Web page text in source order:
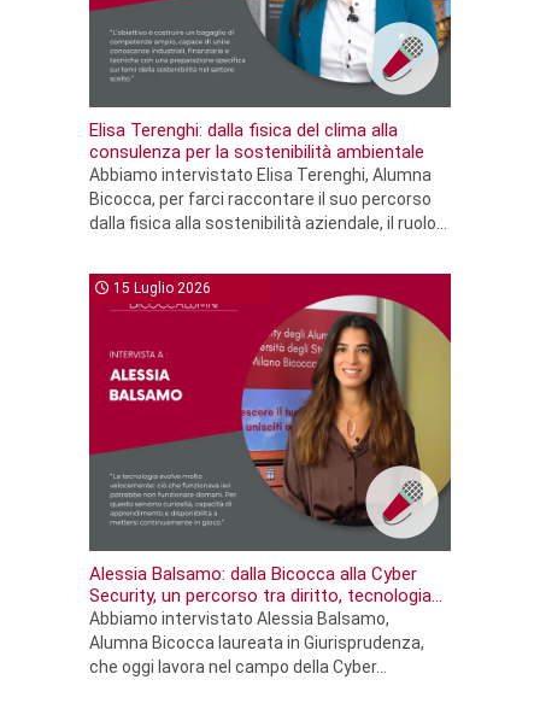
Elisa Terenghi: dalla fisica del clima alla
consulenza per la sostenibilità ambientale
Abbiamo intervistato Elisa Terenghi, Alumna
Bicocca, per farci raccontare il suo percorso
dalla fisica alla sostenibilità aziendale, il ruolo...
15 Luglio 2026
Alessia Balsamo: dalla Bicocca alla Cyber
Security, un percorso tra diritto, tecnologia...
Abbiamo intervistato Alessia Balsamo,
Alumna Bicocca laureata in Giurisprudenza,
che oggi lavora nel campo della Cyber...